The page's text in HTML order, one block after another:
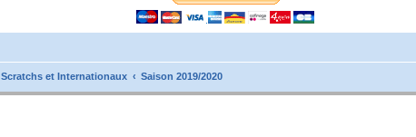
Scratchs et Internationaux Saison 2019/2020